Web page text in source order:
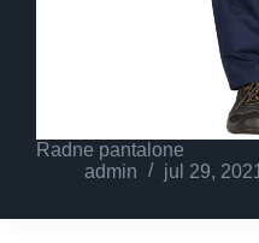
Radne pantalone
admin
jul 29, 2021